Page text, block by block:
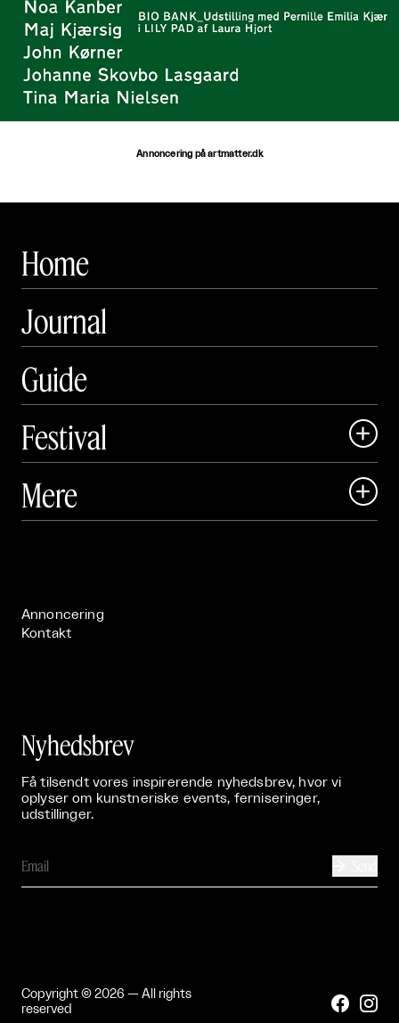
Annoncering på artmatter.dk
Home
Journal
Guide
Festival

 Art Matter Festival
Mere 
Annoncering
Kontakt
Nyhedsbrev
Få tilsendt vores inspirerende nyhedsbrev, hvor vi
oplyser om kunstneriske events, ferniseringer,
udstillinger.
Copyright © 2026 — All rights
reserved
 